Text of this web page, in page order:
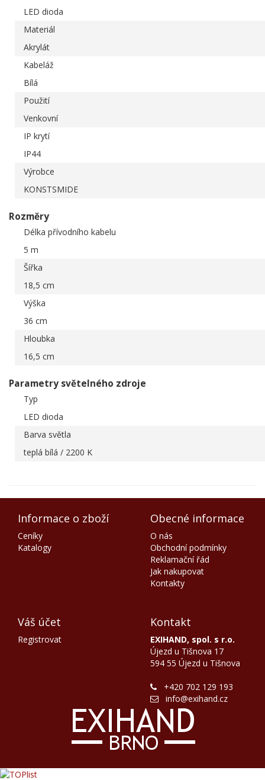
LED dioda
Materiál
Akrylát
Kabeláž
Bílá
Použití
Venkovní
IP krytí
IP44
Výrobce
KONSTSMIDE
Rozměry
Délka přívodního kabelu
5 m
Šířka
18,5 cm
Výška
36 cm
Hloubka
16,5 cm
Parametry světelného zdroje
Typ
LED dioda
Barva světla
teplá bílá / 2200 K
Informace o zboží
Ceníky
Katalogy
Obecné informace
O nás
Obchodní podmínky
Reklamační řád
Jak nakupovat
Kontakty
Váš účet
Registrovat
Kontakt
EXIHAND, spol. s r.o.
Újezd u Tišnova 17
594 55 Újezd u Tišnova
+420 702 129 193
info@exihand.cz